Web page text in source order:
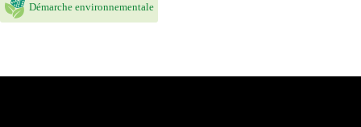
Démarche environnementale